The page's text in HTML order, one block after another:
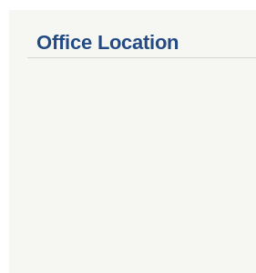
Office Location